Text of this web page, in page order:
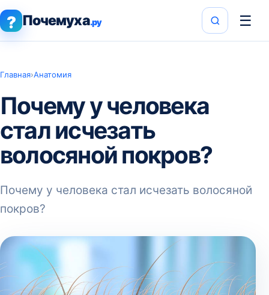
? Почемуха.ру ☰
Главная›Анатомия
Почему у человека
стал исчезать
волосяной покров?
Почему у человека стал исчезать волосяной
покров?